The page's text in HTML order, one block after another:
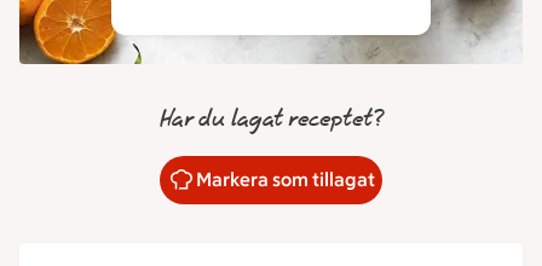
Har du lagat receptet?
Markera som tillagat